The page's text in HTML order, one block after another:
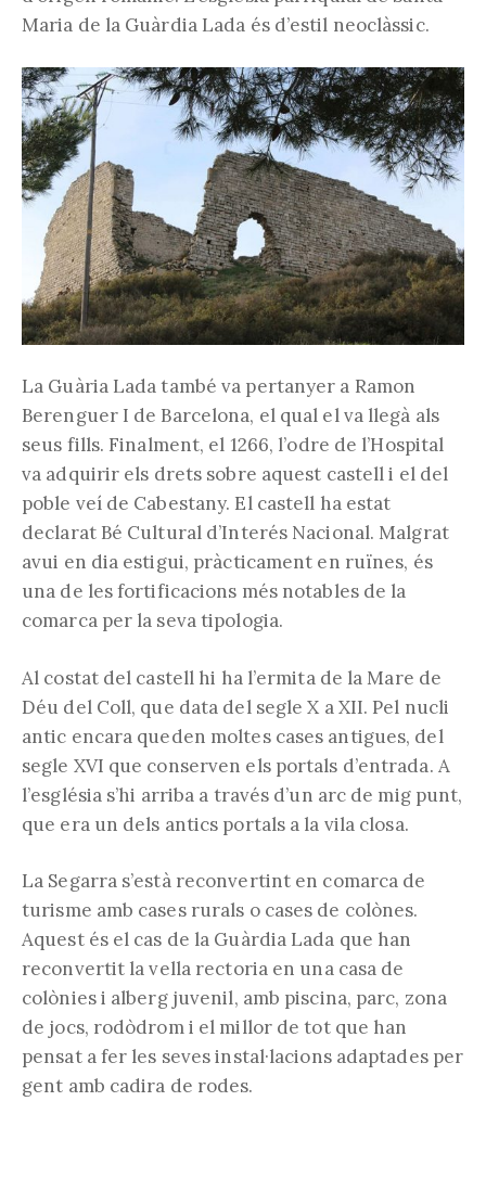
Maria de la Guàrdia Lada és d’estil neoclàssic.
La Guària Lada també va pertanyer a Ramon
Berenguer I de Barcelona, el qual el va llegà als
seus fills. Finalment, el 1266, l’odre de l’Hospital
va adquirir els drets sobre aquest castell i el del
poble veí de Cabestany. El castell ha estat
declarat Bé Cultural d’Interés Nacional. Malgrat
avui en dia estigui, pràcticament en ruïnes, és
una de les fortificacions més notables de la
comarca per la seva tipologia.
Al costat del castell hi ha l’ermita de la Mare de
Déu del Coll, que data del segle X a XII. Pel nucli
antic encara queden moltes cases antigues, del
segle XVI que conserven els portals d’entrada. A
l’església s’hi arriba a través d’un arc de mig punt,
que era un dels antics portals a la vila closa.
La Segarra s’està reconvertint en comarca de
turisme amb cases rurals o cases de colònes.
Aquest és el cas de la Guàrdia Lada que han
reconvertit la vella rectoria en una casa de
colònies i alberg juvenil, amb piscina, parc, zona
de jocs, rodòdrom i el millor de tot que han
pensat a fer les seves instal·lacions adaptades per
gent amb cadira de rodes.